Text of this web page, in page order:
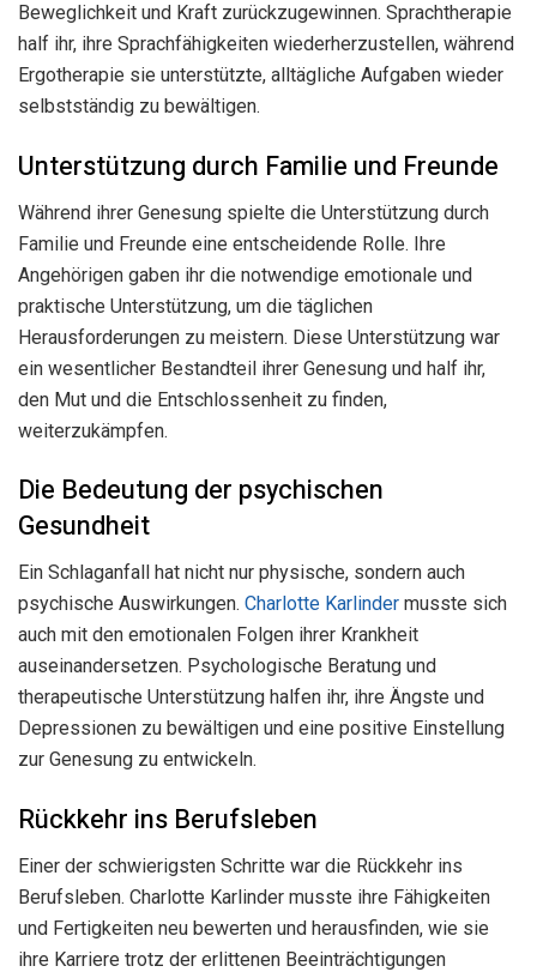
Beweglichkeit und Kraft zurückzugewinnen. Sprachtherapie
half ihr, ihre Sprachfähigkeiten wiederherzustellen, während
Ergotherapie sie unterstützte, alltägliche Aufgaben wieder
selbstständig zu bewältigen.
Unterstützung durch Familie und Freunde
Während ihrer Genesung spielte die Unterstützung durch
Familie und Freunde eine entscheidende Rolle. Ihre
Angehörigen gaben ihr die notwendige emotionale und
praktische Unterstützung, um die täglichen
Herausforderungen zu meistern. Diese Unterstützung war
ein wesentlicher Bestandteil ihrer Genesung und half ihr,
den Mut und die Entschlossenheit zu finden,
weiterzukämpfen.
Die Bedeutung der psychischen
Gesundheit
Ein Schlaganfall hat nicht nur physische, sondern auch
psychische Auswirkungen. Charlotte Karlinder musste sich
auch mit den emotionalen Folgen ihrer Krankheit
auseinandersetzen. Psychologische Beratung und
therapeutische Unterstützung halfen ihr, ihre Ängste und
Depressionen zu bewältigen und eine positive Einstellung
zur Genesung zu entwickeln.
Rückkehr ins Berufsleben
Einer der schwierigsten Schritte war die Rückkehr ins
Berufsleben. Charlotte Karlinder musste ihre Fähigkeiten
und Fertigkeiten neu bewerten und herausfinden, wie sie
ihre Karriere trotz der erlittenen Beeinträchtigungen